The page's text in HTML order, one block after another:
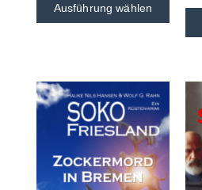
Ausführung wählen